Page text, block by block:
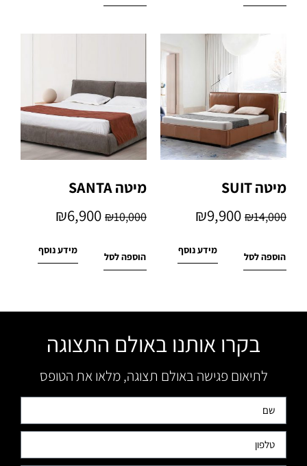
מיטה SUIT
₪14,000
₪9,900
הוספה לסל
מידע נוסף
מיטה SANTA
₪10,000
₪6,900
הוספה לסל
מידע נוסף
בקרו אותנו באולם התצוגה
לתיאום פגישה באולם תצוגה, מלאו את הטופס